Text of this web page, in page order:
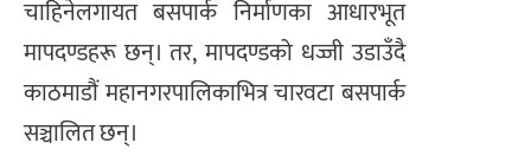
चाहिनेलगायत बसपार्क निर्माणका आधारभूत
मापदण्डहरू छन्। तर, मापदण्डको धज्जी उडाउँदै
काठमाडौं महानगरपालिकाभित्र चारवटा बसपार्क
सञ्चालित छन्।